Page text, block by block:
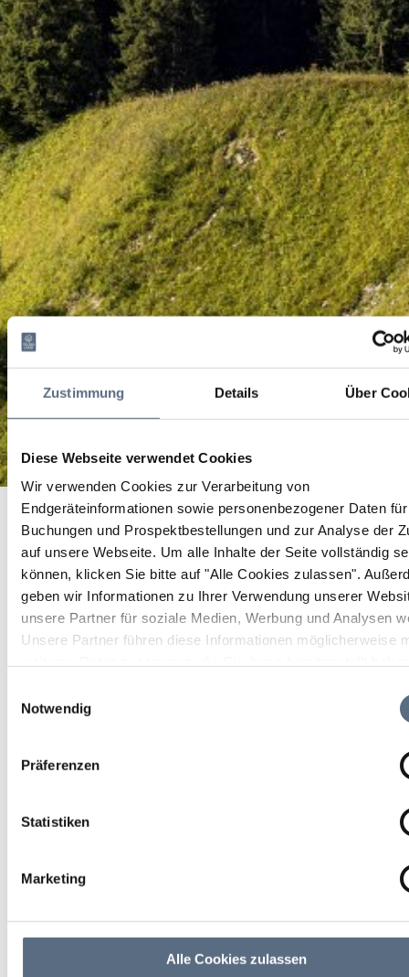
Zustimmung Details Über
Diese Webseite verwendet Cookies
Wir verwenden Cookies zur Verarbeitung von
Endgeräteinformationen sowie personenbezogener Daten
Buchungen und Prospektbestellungen und zur Analyse der
auf unsere Webseite. Um alle Inhalte der Seite vollständig
können, klicken Sie bitte auf "Alle Cookies zulassen".
geben wir Informationen zu Ihrer Verwendung unserer
unsere Partner für soziale Medien, Werbung und Analysen
Unsere Partner führen diese Informationen möglicherweise
Notwendig
Präferenzen
Statistiken
Marketing
Alle Cookies zulassen
Geführte Wanderung zur Schwaigeralm in Gaißach
Startseite Geführte Wanderung zur Schwaigeralm in Gaißach
Geführte Wanderung zur
Schwaigeralm in Gaißach
Wanderung
Kalendereintrag Empfehlen